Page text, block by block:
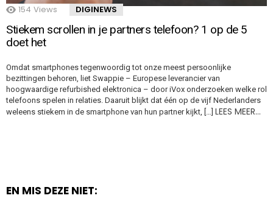
154 Views DIGINEWS
Stiekem scrollen in je partners telefoon? 1 op de 5
doet het
Omdat smartphones tegenwoordig tot onze meest persoonlijke
bezittingen behoren, liet Swappie – Europese leverancier van
hoogwaardige refurbished elektronica – door iVox onderzoeken welke rol
telefoons spelen in relaties. Daaruit blijkt dat één op de vijf Nederlanders
weleens stiekem in de smartphone van hun partner kijkt, […] LEES MEER…
EN MIS DEZE NIET: